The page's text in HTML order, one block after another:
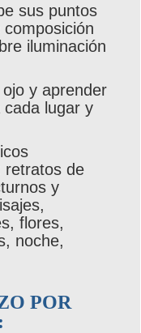
sus puntos
iluminación
y aprender
lugar y
retratos de
y
flores,
noche,
POR